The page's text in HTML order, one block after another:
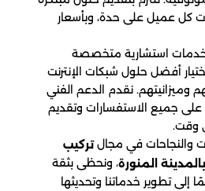
كل عميل على حدة، وبأسعار
خدمات استشارية متخصصة
أفضل حلول شبكات الإنترنت
وميزانيتهم. نقدم الدعم الفني
على جميع الاستفسارات وتقديم
وقت.
والنجاحات في مجالتركيب
المنورة، ونحظى بثقة
إلى تطوير خدماتنا وتحديثها